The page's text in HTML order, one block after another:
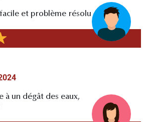
et problème résolu
à un dégât des eaux,